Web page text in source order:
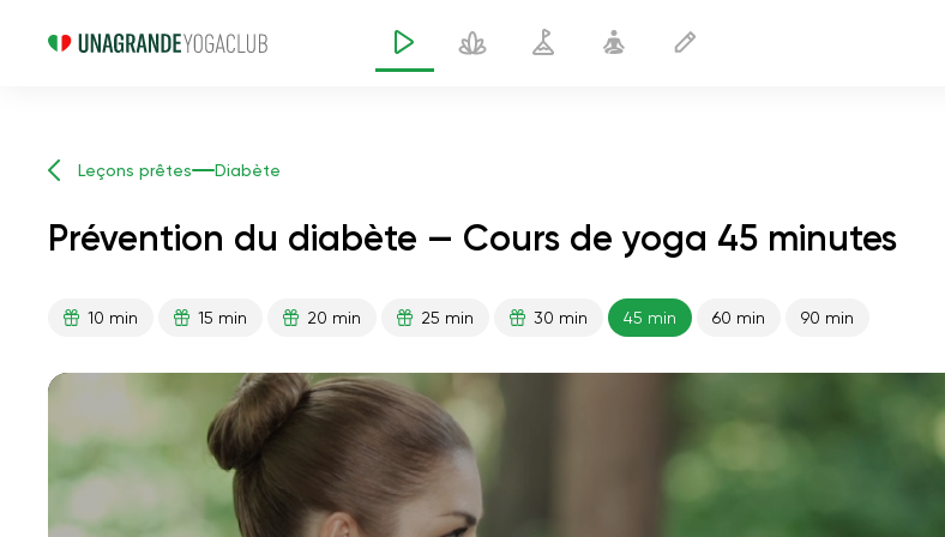
Leçons prêtes Diabète
Prévention du diabète — Cours de yoga 45 minutes
10 min 15 min 20 min 25 min 30 min 45 min 60 min 90 min